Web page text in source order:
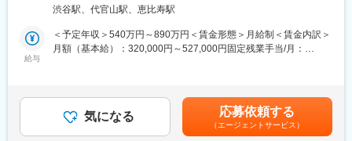
中途入社社員が多く、早期に裁量を持って活躍できる環境です。
医療ITの知見を持つメンバーと協働しながら専門性を高められま
・フルフレックスタイム制（コアタイムなし）
・在宅勤務制度あり
・副業可（条件あり）
■業務内容
企業や健康保険組合、医療機関に対し、当社の健康推進システム
「WellsPort」シリーズを活用したソリューション提案を行いま
せた提案
・新規顧客獲得に向けた営業活動（訪問・オンライン）
渋谷駅、代官山駅、恵比寿駅
給与
＜予定年収＞540万円～890万円＜賃金形態＞月給制＜賃金内訳＞
月額（基本給）：320,000円～527,000円固定残業手当/月：
詳細は、経験・年齢を考慮し当社規定により決定※インセンティブ
あり※ご経験やご希望を踏まえ、管理職相当（管理監督者）として
採用する場合あり■賞与：年1回（7月）■昇給：ミッショングレー
気になる 応募依頼する
（エージェントサービス）